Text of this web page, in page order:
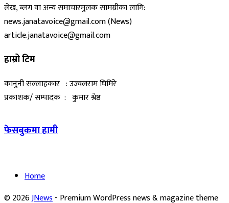
लेख, ब्लग वा अन्य समाचारमुलक सामग्रीका लागि:
news.janatavoice@gmail.com (News)
article.janatavoice@gmail.com
हाम्रो टिम
कानुनी सल्लाहकार : उज्वलराम घिमिरे
प्रकाशक/ सम्पादक : कुमार श्रेष्ठ
फेसबुकमा हामी
Home
© 2026JNews- Premium WordPress news & magazine theme